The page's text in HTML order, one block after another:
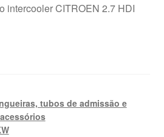
intercooler CITROEN 2.7 HDI
tubos de admissão e